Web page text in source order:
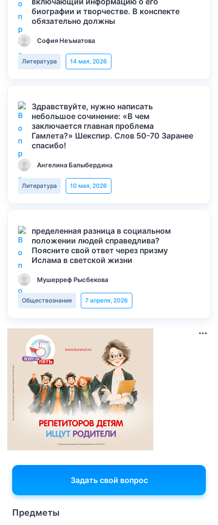
биографии и творчестве. В конспекте
обязательно должны
София Неъматова
Литература 14 мая, 2026
Здравствуйте, нужно написать
небольшое сочинение: «В чем
заключается главная проблема
Гамлета?» Шекспир. Слов 50-70 Заранее
спасибо!
Ангелина Балыбердина
Литература 10 мая, 2026
пределенная разница в социальном
положении людей справедлива?
Поясните свой ответ через призму
Ислама в светской жизни
Мушерреф Рысбекова
Обществознание 7 апреля, 2026
Задать свой вопрос
Предметы